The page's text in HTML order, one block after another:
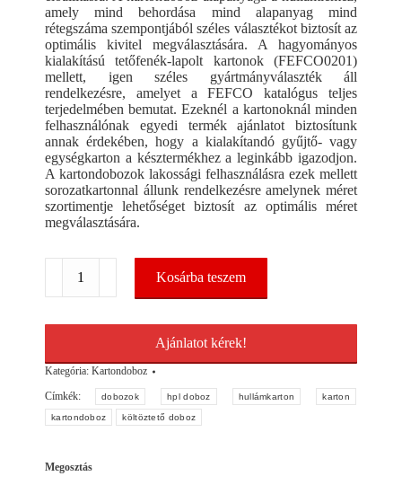
amely mind behordása mind alapanyag mind
rétegszáma szempontjából széles választékot biztosít az
optimális kivitel megválasztására. A hagyományos
kialakítású tetőfenék-lapolt kartonok (FEFCO0201)
mellett, igen széles gyártmányválaszték áll
rendelkezésre, amelyet a FEFCO katalógus teljes
terjedelmében bemutat. Ezeknél a kartonoknál minden
felhasználónak egyedi termék ajánlatot biztosítunk
annak érdekében, hogy a kialakítandó gyűjtő- vagy
egységkarton a késztermékhez a leginkább igazodjon.
A kartondobozok lakossági felhasználásra ezek mellett
sorozatkartonnal állunk rendelkezésre amelynek méret
szortimentje lehetőséget biztosít az optimális méret
megválasztására.
700x500x500mm
MS11/5
Kosárba teszem
Ajánlatot kérek!
Kategória: Kartondoboz
Címkék:
dobozok hpl doboz hullámkarton karton
kartondoboz költöztető doboz
Megosztás